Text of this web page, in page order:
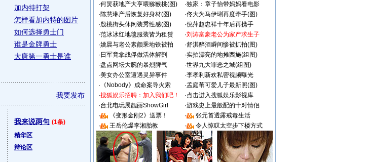
加内特打架
怎样看加内特的图片
如何选择勇士门
谁是金牌勇士
大唐第一勇士是谁
我要发布
我来说两句 (1条)
精华区
辩论区
·何炅获地产大亨喂猕猴桃(图) ·独家：章子怡带妈妈看电影
·陈慧琳产后恢复好身材(图) ·佟大为马伊琍再度牵手(图)
·殷桃街头休闲装秀性感(图) ·倪萍赵忠祥十年后再携手
·范冰冰红地毯服装皆为租赁 ·刘涛富豪老公为家产求生子
·姚晨与老公素颜乘地铁被拍 ·舒淇醉酒瞬间惨被抓拍(图)
· 日军竟拿战俘做活体解剖 ·实拍漂亮的地摊西施(组图)
·盘点网坛大腕的暴烈脾气 ·世界九大罪恶之城(组图)
·美女办公室遭遇灵异事件 ·李孝利新欢私密视频曝光
· 《Nobody》成命案导火索 ·孟庭苇可爱儿子最新照(图)
·搜狐娱乐招聘：加入我们吧！ ·点击进入搜狐娱乐影视库
·台北电玩展靓丽ShowGirl ·游戏史上最般配的十对情侣
·
《变形金刚2》送票！ ·
张元首透露戒毒生活
·
王岳伦爆李湘胎教 · 令人惊叹太空步下楼方式